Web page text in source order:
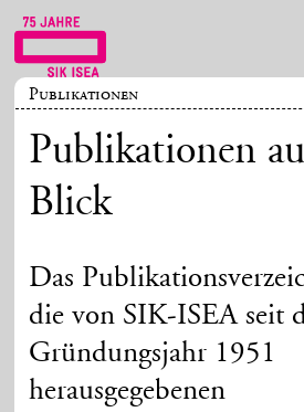
Publikationen
Publikationen
Blick
Das
die von SIK-ISEA seit
Gründungsjahr 1951
herausgegebenen